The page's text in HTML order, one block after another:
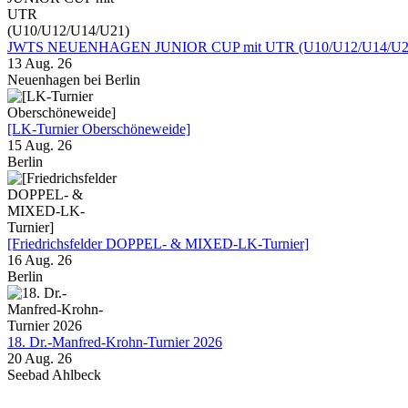
JWTS NEUENHAGEN JUNIOR CUP mit UTR (U10/U12/U14/
13 Aug. 26
Neuenhagen bei Berlin
[LK-Turnier Oberschöneweide]
15 Aug. 26
Berlin
[Friedrichsfelder DOPPEL- & MIXED-LK-Turnier]
16 Aug. 26
Berlin
18. Dr.-Manfred-Krohn-Turnier 2026
20 Aug. 26
Seebad Ahlbeck